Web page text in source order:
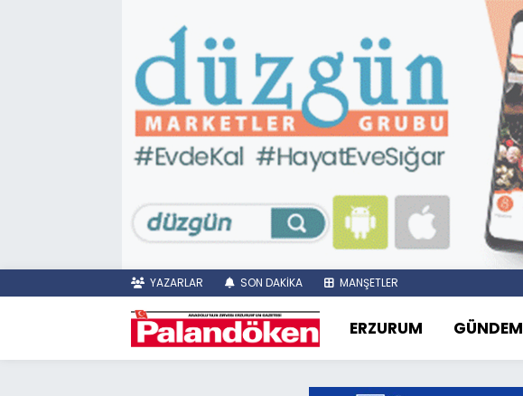
YAZARLAR SON DAKİKA MANŞETLER
ERZURUM GÜNDEM